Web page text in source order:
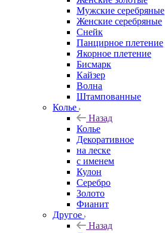
Мужские серебряные
Женские серебряные
Снейк
Панцирное плетение
Якорное плетение
Бисмарк
Кайзер
Волна
Штампованные
Колье
Назад
Колье
Декоративное
на леске
с именем
Кулон
Серебро
Золото
Фианит
Другое
Назад